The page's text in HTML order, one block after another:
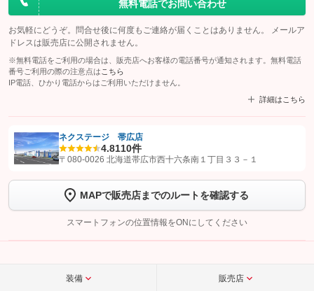
無料電話でお問い合わせ
お気軽にどうぞ。問合せ後に何度もご連絡が届くことはありません。 メールア
ドレスは販売店に公開されません。
※無料電話をご利用の場合は、販売店へお客様の電話番号が通知されます。無料電話
番号ご利用の際の注意点は こちら
IP電話、ひかり電話からはご利用いただけません。
詳細はこちら
【STEP1】認証画面でグーネットを友だち追加してから「許可する」ボタンを押
トーク画面で
ボタンをタップして問い合わせを
完了してください。
こちら
ネクステージ 帯広店
4.8110件
〒080-0026 北海道帯広市西十六条南１丁目３３－１
MAPで販売店までのルートを確認する
スマートフォンの位置情報をONにしてください
装備 販売店